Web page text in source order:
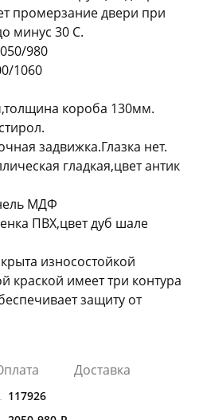
промерзание двери при
минус 30 С.
980
1060
короба 130мм.
задвижка.Глазка нет.
гладкая,цвет антик
МДФ
ПВХ,цвет дуб шале
износостойкой
имеет три контура
защиту от
Доставка
117926
раз в 2 недели